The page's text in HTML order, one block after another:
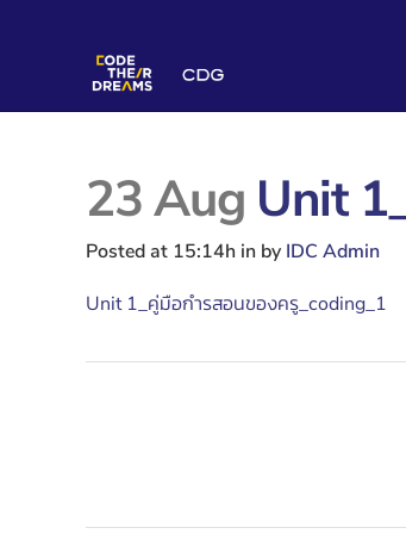
23 Aug Unit
Posted at 15:14h in by IDC Admin
Unit 1_คู่มือกำรสอนของครู_coding_1